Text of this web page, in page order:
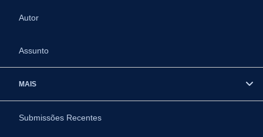
Autor
Assunto
MAIS
Submissões Recentes